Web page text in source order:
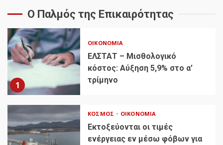
Ο Παλμός της Επικαιρότητας
1
ΟΙΚΟΝΟΜΊΑ
ΕΛΣΤΑΤ – Μισθολογικό
κόστος: Αύξηση 5,9% στο α’
τρίμηνο
ΚΌΣΜΟΣ ΟΙΚΟΝΟΜΊΑ
Εκτοξεύονται οι τιμές
ενέργειας εν μέσω φόβων για